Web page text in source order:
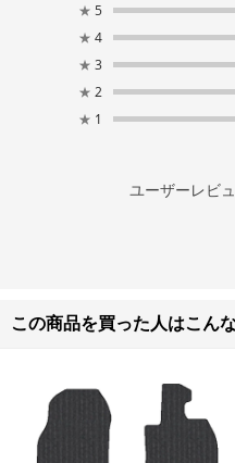
★ 5
★ 4
★ 3
★ 2
★ 1
ユーザーレビ
この商品を買った人はこん